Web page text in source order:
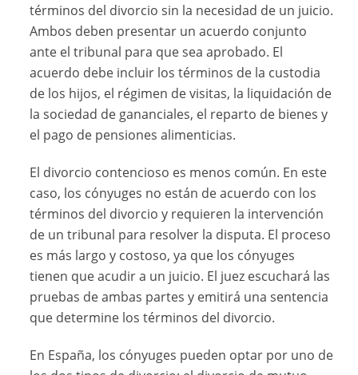
términos del divorcio sin la necesidad de un juicio.
Ambos deben presentar un acuerdo conjunto
ante el tribunal para que sea aprobado. El
acuerdo debe incluir los términos de la custodia
de los hijos, el régimen de visitas, la liquidación de
la sociedad de gananciales, el reparto de bienes y
el pago de pensiones alimenticias.
El divorcio contencioso es menos común. En este
caso, los cónyuges no están de acuerdo con los
términos del divorcio y requieren la intervención
de un tribunal para resolver la disputa. El proceso
es más largo y costoso, ya que los cónyuges
tienen que acudir a un juicio. El juez escuchará las
pruebas de ambas partes y emitirá una sentencia
que determine los términos del divorcio.
En España, los cónyuges pueden optar por uno de